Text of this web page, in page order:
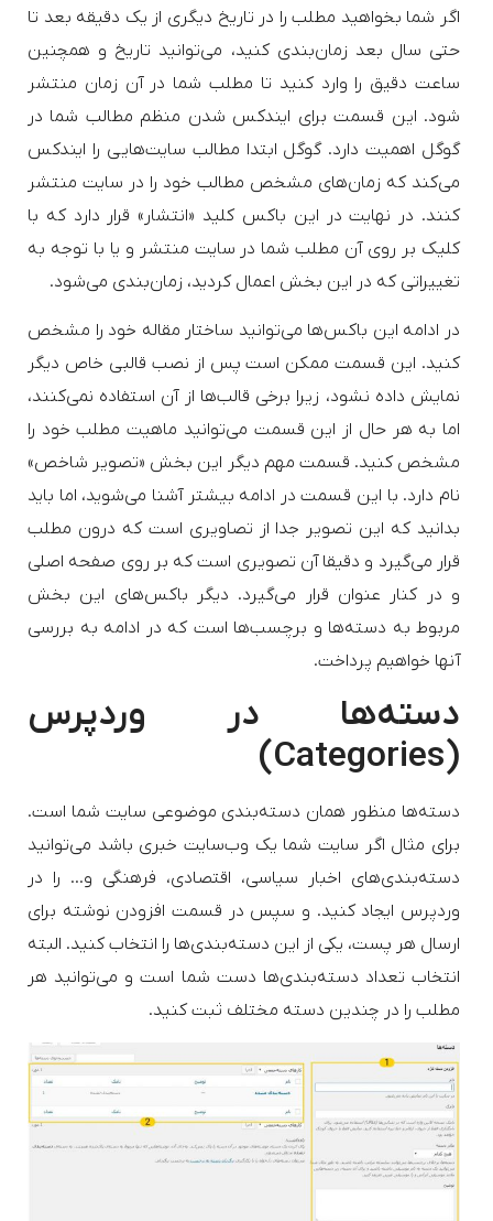
اگر شما بخواهید مطلب را در تاریخ دیگری از یک دقیقه بعد تا
حتی سال‌ بعد زمان‌بندی کنید، می‌توانید تاریخ و همچنین
ساعت دقیق را وارد کنید تا مطلب شما در آن زمان منتشر
شود. این قسمت برای ایندکس شدن منظم مطالب شما در
گوگل اهمیت دارد. گوگل ابتدا مطالب سایت‌هایی را ایندکس
می‌کند که زمان‌های مشخص مطالب خود را در سایت منتشر
کنند. در نهایت در این باکس کلید «انتشار» قرار دارد که با
کلیک بر روی آن مطلب شما در سایت منتشر و یا با توجه به
تغییراتی که در این بخش اعمال کردید، زمان‌بندی می‌شود.
در ادامه این باکس‌ها می‌توانید ساختار مقاله خود را مشخص
کنید. این قسمت ممکن است پس از نصب قالبی خاص دیگر
نمایش داده نشود، زیرا برخی قالب‌ها از آن استفاده نمی‌کنند،
اما به هر حال از این قسمت می‌توانید ماهیت مطلب خود را
مشخص کنید. قسمت مهم دیگر این بخش «تصویر شاخص»
نام دارد. با این قسمت در ادامه بیشتر آشنا می‌شوید، اما باید
بدانید که این تصویر جدا از تصاویری است که درون مطلب
قرار می‌گیرد و دقیقا آن تصویری است که بر روی صفحه‌ اصلی
و در کنار عنوان قرار می‌گیرد. دیگر باکس‌های این بخش
مربوط به دسته‌ها و برچسب‌ها است که در ادامه به بررسی
آنها خواهیم پرداخت.
دسته‌ها در وردپرس
(Categories)
دسته‌ها منظور همان دسته‌بندی موضوعی سایت شما است.
برای مثال اگر سایت شما یک وب‌سایت خبری باشد می‌توانید
دسته‌بندی‌های اخبار سیاسی، اقتصادی، فرهنگی و… را در
وردپرس ایجاد کنید. و سپس در قسمت افزودن نوشته برای
ارسال هر پست، یکی از این دسته‌بندی‌ها را انتخاب کنید. البته
انتخاب تعداد دسته‌بندی‌ها دست شما است و می‌توانید هر
مطلب را در چندین دسته مختلف ثبت کنید.